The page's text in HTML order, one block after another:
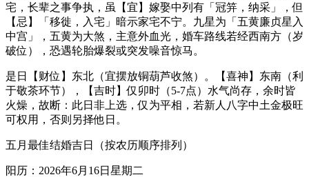
宅，长辈之事争执，虽【宜】嫁娶中列有「冠笄，纳采」，但
【忌】「移徙，入宅」暗示家宅不宁。九星为「五黄廉贞星入
中宫」，五黄为大煞，主意外血光，婚车路线若经西南方（岁
破位），恐遇轮胎爆裂或突发噪音惊马。
是日【财位】东北（宜摆放铜葫芦收煞）。【喜神】东南（利
于敬茶环节），【吉时】仅卯时（5-7点）水气尚存，余时皆
火燥，故断：此日非上选，仅为平相，若新人八字中土金极旺
可权用，否则另择他日。
五月最佳结婚吉日（按农历顺序排列）
阳历：2026年6月16日星期二